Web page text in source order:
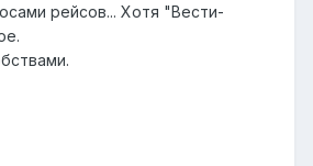
рейсов... Хотя "Вести-